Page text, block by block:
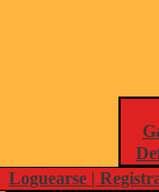
Loguearse |